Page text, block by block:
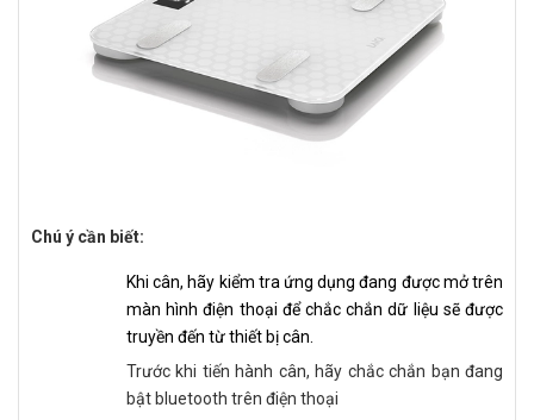
Chú ý cần biết:
Khi cân, hãy kiểm tra ứng dụng đang được mở trên
màn hình điện thoại để chắc chắn dữ liệu sẽ được
truyền đến từ thiết bị cân.
Trước khi tiến hành cân, hãy chắc chắn bạn đang
bật bluetooth trên điện thoại